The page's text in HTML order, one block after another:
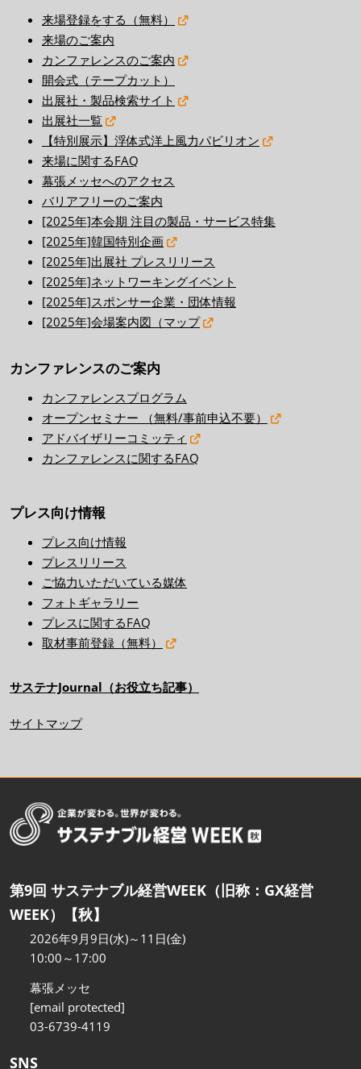
来場登録をする（無料）
来場のご案内
カンファレンスのご案内
開会式（テープカット）
出展社・製品検索サイト
出展社一覧
【特別展示】浮体式洋上風力パビリオン
来場に関するFAQ
幕張メッセへのアクセス
バリアフリーのご案内
[2025年]本会期 注目の製品・サービス特集
[2025年]韓国特別企画
[2025年]出展社 プレスリリース
[2025年]ネットワーキングイベント
[2025年]スポンサー企業・団体情報
[2025年]会場案内図（マップ
カンファレンスのご案内
カンファレンスプログラム
オープンセミナー （無料/事前申込不要）
アドバイザリーコミッティ
カンファレンスに関するFAQ
プレス向け情報
プレス向け情報
プレスリリース
ご協力いただいている媒体
フォトギャラリー
プレスに関するFAQ
取材事前登録（無料）
サステナJournal（お役立ち記事）
サイトマップ
第9回 サステナブル経営WEEK（旧称：GX経営
WEEK）【秋】
2026年9月9日(水)～11日(金)
10:00～17:00
幕張メッセ
[email protected]
03-6739-4119
SNS